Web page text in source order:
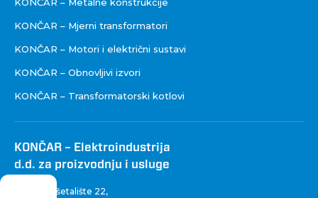
KONČAR – Mjerni transformatori
KONČAR – Motori i električni sustavi
KONČAR – Obnovljivi izvori
KONČAR – Transformatorski kotlovi
KONČAR – Elektroindustrija
d.d. za proizvodnju i usluge
Fallerovo šetalište 22,